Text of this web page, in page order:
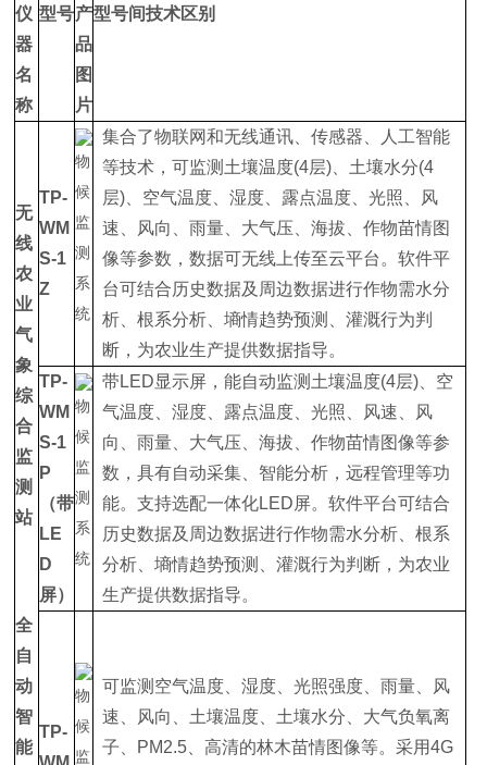
仪
器
名
称
型号产
品
图
片
型号间技术区别
无
线
农
业
气
象
综
合
监
测
站
TP-
WM
S-1
Z
集合了物联网和无线通讯、传感器、人工智能
等技术，可监测土壤温度(4层)、土壤水分(4
层)、空气温度、湿度、露点温度、光照、风
速、风向、雨量、大气压、海拔、作物苗情图
像等参数，数据可无线上传至云平台。软件平
台可结合历史数据及周边数据进行作物需水分
析、根系分析、墒情趋势预测、灌溉行为判
断，为农业生产提供数据指导。
TP-
WM
S-1
P
（带
LE
D
屏）
带LED显示屏，能自动监测土壤温度(4层)、空
气温度、湿度、露点温度、光照、风速、风
向、雨量、大气压、海拔、作物苗情图像等参
数，具有自动采集、智能分析，远程管理等功
能。支持选配一体化LED屏。软件平台可结合
历史数据及周边数据进行作物需水分析、根系
分析、墒情趋势预测、灌溉行为判断，为农业
生产提供数据指导。
全
自
动
智
能
TP-
可监测空气温度、湿度、光照强度、雨量、风
速、风向、土壤温度、土壤水分、大气负氧离
子、PM2.5、高清的林木苗情图像等。采用4G